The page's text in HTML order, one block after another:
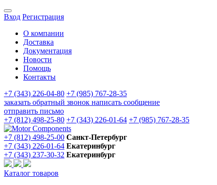
Вход Регистрация
О компании
Доставка
Документация
Новости
Помощь
Контакты
+7 (343) 226-04-80 +7 (985) 767-28-35
заказать обратный звонок написать сообщение
отправить письмо
+7 (812) 498-25-80 +7 (343) 226-01-64 +7 (985) 767-28-35
+7 (812) 498-25-00 Санкт-Петербург
+7 (343) 226-01-64 Екатеринбург
+7 (343) 237-30-32 Екатеринбург
Каталог товаров